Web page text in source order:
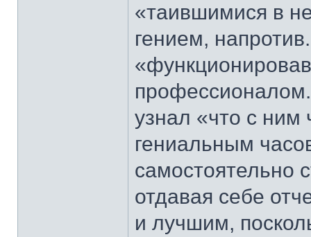
«таившимися в
гением,
узнал «что с
гениальным
самостоятельно
отдавая себе
и лучшим,